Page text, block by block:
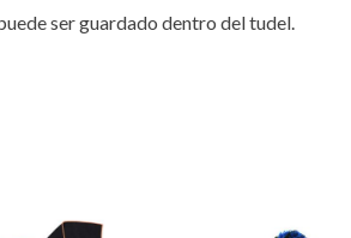
ser guardado dentro del tudel.